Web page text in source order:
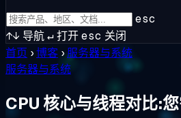
esc
↑↓ 导航↵打开esc 关闭
首页 ›博客 › 服务器与系统
服务器与系统
CPU 核心与线程对比: